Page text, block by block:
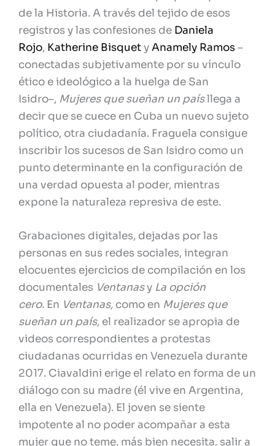
de la Historia. A través del tejido de esos
registros y las confesiones de Daniela
Rojo, Katherine BisquetyAnamely Ramos–
conectadas subjetivamente por su vínculo
ético e ideológico a la huelga de San
Isidro–, Mujeres que sueñan un paísllega a
decir que se cuece en Cuba un nuevo sujeto
político, otra ciudadanía. Fraguela consigue
inscribir los sucesos de San Isidro como un
punto determinante en la configuración de
una verdad opuesta al poder, mientras
expone la naturaleza represiva de este.
Grabaciones digitales, dejadas por las
personas en sus redes sociales, integran
elocuentes ejercicios de compilación en los
documentales Ventanasy La opción
cero. En Ventanas, como en Mujeres que
sueñan un país, el realizador se apropia de
videos correspondientes a protestas
ciudadanas ocurridas en Venezuela durante
2017. Ciavaldini erige el relato en forma de un
diálogo con su madre (él vive en Argentina,
ella en Venezuela). El joven se siente
impotente al no poder acompañar a esta
mujer que no teme, más bien necesita, salir a